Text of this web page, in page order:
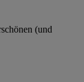
(und